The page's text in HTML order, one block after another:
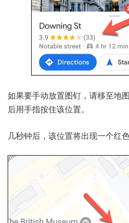
如果要手动放置图钉，请移至地
后用手指按住该位置。
几秒钟后，该位置将出现一个红色